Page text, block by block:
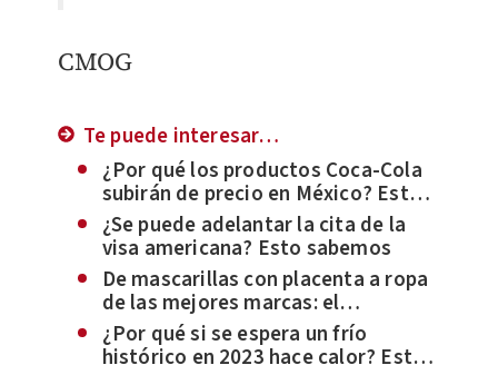
CMOG
Te puede interesar…
¿Por qué los productos Coca-Cola
subirán de precio en México? Esta
es la razón
¿Se puede adelantar la cita de la
visa americana? Esto sabemos
De mascarillas con placenta a ropa
de las mejores marcas: el
ostentoso estilo de vida de ‘La
Barbie’
¿Por qué si se espera un frío
histórico en 2023 hace calor? Esto